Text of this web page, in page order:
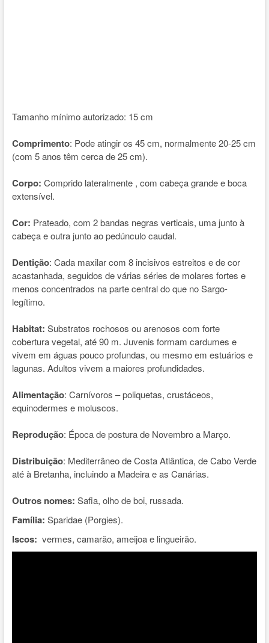
Tamanho mínimo autorizado: 15 cm
Comprimento: Pode atingir os 45 cm, normalmente 20-25 cm
(com 5 anos têm cerca de 25 cm).
Corpo: Comprido lateralmente , com cabeça grande e boca
extensível.
Cor: Prateado, com 2 bandas negras verticais, uma junto à
cabeça e outra junto ao pedúnculo caudal.
Dentição: Cada maxilar com 8 incisivos estreitos e de cor
acastanhada, seguidos de várias séries de molares fortes e
menos concentrados na parte central do que no Sargo-
legítimo.
Habitat: Substratos rochosos ou arenosos com forte
cobertura vegetal, até 90 m. Juvenis formam cardumes e
vivem em águas pouco profundas, ou mesmo em estuários e
lagunas. Adultos vivem a maiores profundidades.
Alimentação: Carnívoros – poliquetas, crustáceos,
equinodermes e moluscos.
Reprodução: Época de postura de Novembro a Março.
Distribuição: Mediterrâneo de Costa Atlântica, de Cabo Verde
até à Bretanha, incluindo a Madeira e as Canárias.
Outros nomes: Safia, olho de boi, russada.
Família: Sparidae (Porgies).
Iscos: vermes, camarão, ameijoa e lingueirão.